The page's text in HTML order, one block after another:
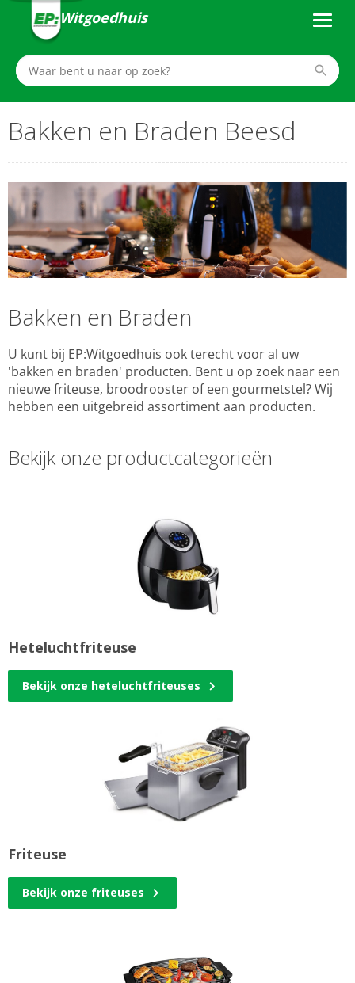
Witgoedhuis
Bakken en Braden Beesd
Bakken en Braden
U kunt bij EP:Witgoedhuis ook terecht voor al uw
'bakken en braden' producten. Bent u op zoek naar een
nieuwe friteuse, broodrooster of een gourmetstel? Wij
hebben een uitgebreid assortiment aan producten.
Bekijk onze productcategorieën
Heteluchtfriteuse
Bekijk onze heteluchtfriteuses
Friteuse
Bekijk onze friteuses